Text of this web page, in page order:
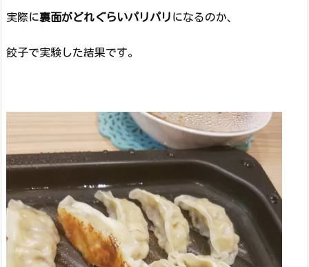
実際に裏面がどれぐらいパリパリ になるのか、
餃子で実験した結果です。